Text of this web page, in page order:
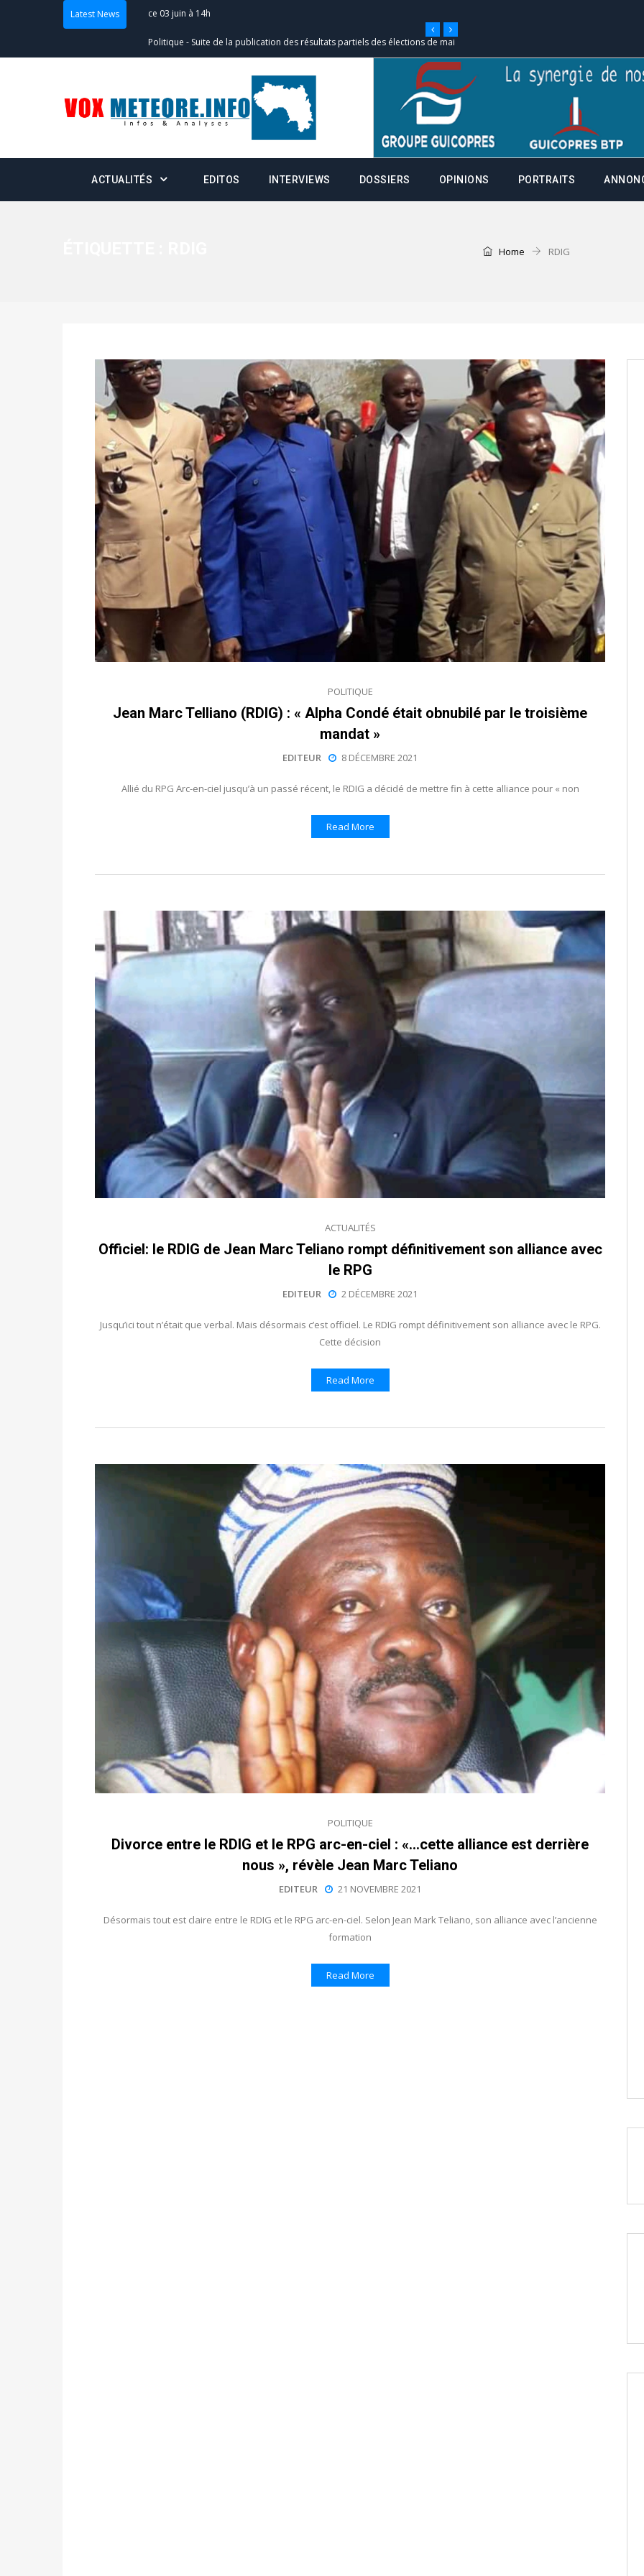
Latest News Politique-Suite de la publication des résultats partiels des élections de mai
– mardi 02 juin à 17h
Scrutins : la DGE active un centre d’appel, joignable au 105, ouvert
24h/24 et 7j/7
Actualités - Double scrutin du 31 mai : fin des campagnes ce jeudi 28 mai à
minuit
Actualités Communiqué relatif à la délivrance de la fiche de procuration
Politique-Double scrutin du 31 mai : retrait des cartes d’électeurs possible
du 16 au 31 mai 2026
Politique -Délégués de bureaux de vote : vos informations à transmettre
avant le 16 mai 2026 à 16h
Politique-Proclamation des résultats globaux provisoires et des
statistiques des législatives et communales : ce 4 juin à 18h
Politique-Suite de la publication des résultats partiels des élections de mai
ce 03 juin à 14h
ACTUALITÉS EDITOS INTERVIEWS DOSSIERS OPINIONS PORTRAITS
Home RDIG
POLITIQUE
Jean Marc Telliano (RDIG) : « Alpha Condé était obnubilé par le troisième
mandat »
EDITEUR 8 DÉCEMBRE 2021
Allié du RPG Arc-en-ciel jusqu’à un passé récent, le RDIG a décidé de mettre fin à cette alliance pour « non
Read More
ACTUALITÉS
Officiel: le RDIG de Jean Marc Teliano rompt définitivement son alliance avec
le RPG
EDITEUR 2 DÉCEMBRE 2021
Jusqu’ici tout n’était que verbal. Mais désormais c’est officiel. Le RDIG rompt définitivement son alliance avec le RPG.
Cette décision
Read More
POLITIQUE
Divorce entre le RDIG et le RPG arc-en-ciel : «…cette alliance est derrière
nous », révèle Jean Marc Teliano
EDITEUR 21 NOVEMBRE 2021
Désormais tout est claire entre le RDIG et le RPG arc-en-ciel. Selon Jean Mark Teliano, son alliance avec l’ancienne
formation
Read More